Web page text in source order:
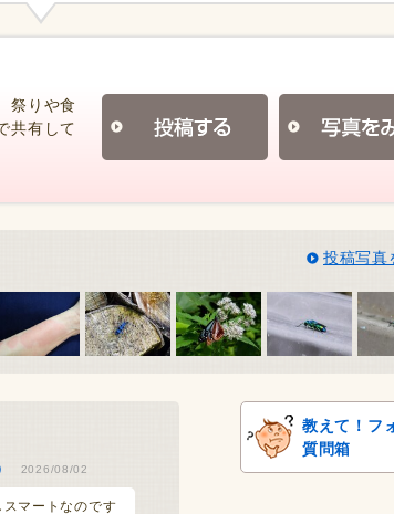
祭りや食
共有して
投稿写真
2026/08/02
マートなのです
教えて！フ
質問箱